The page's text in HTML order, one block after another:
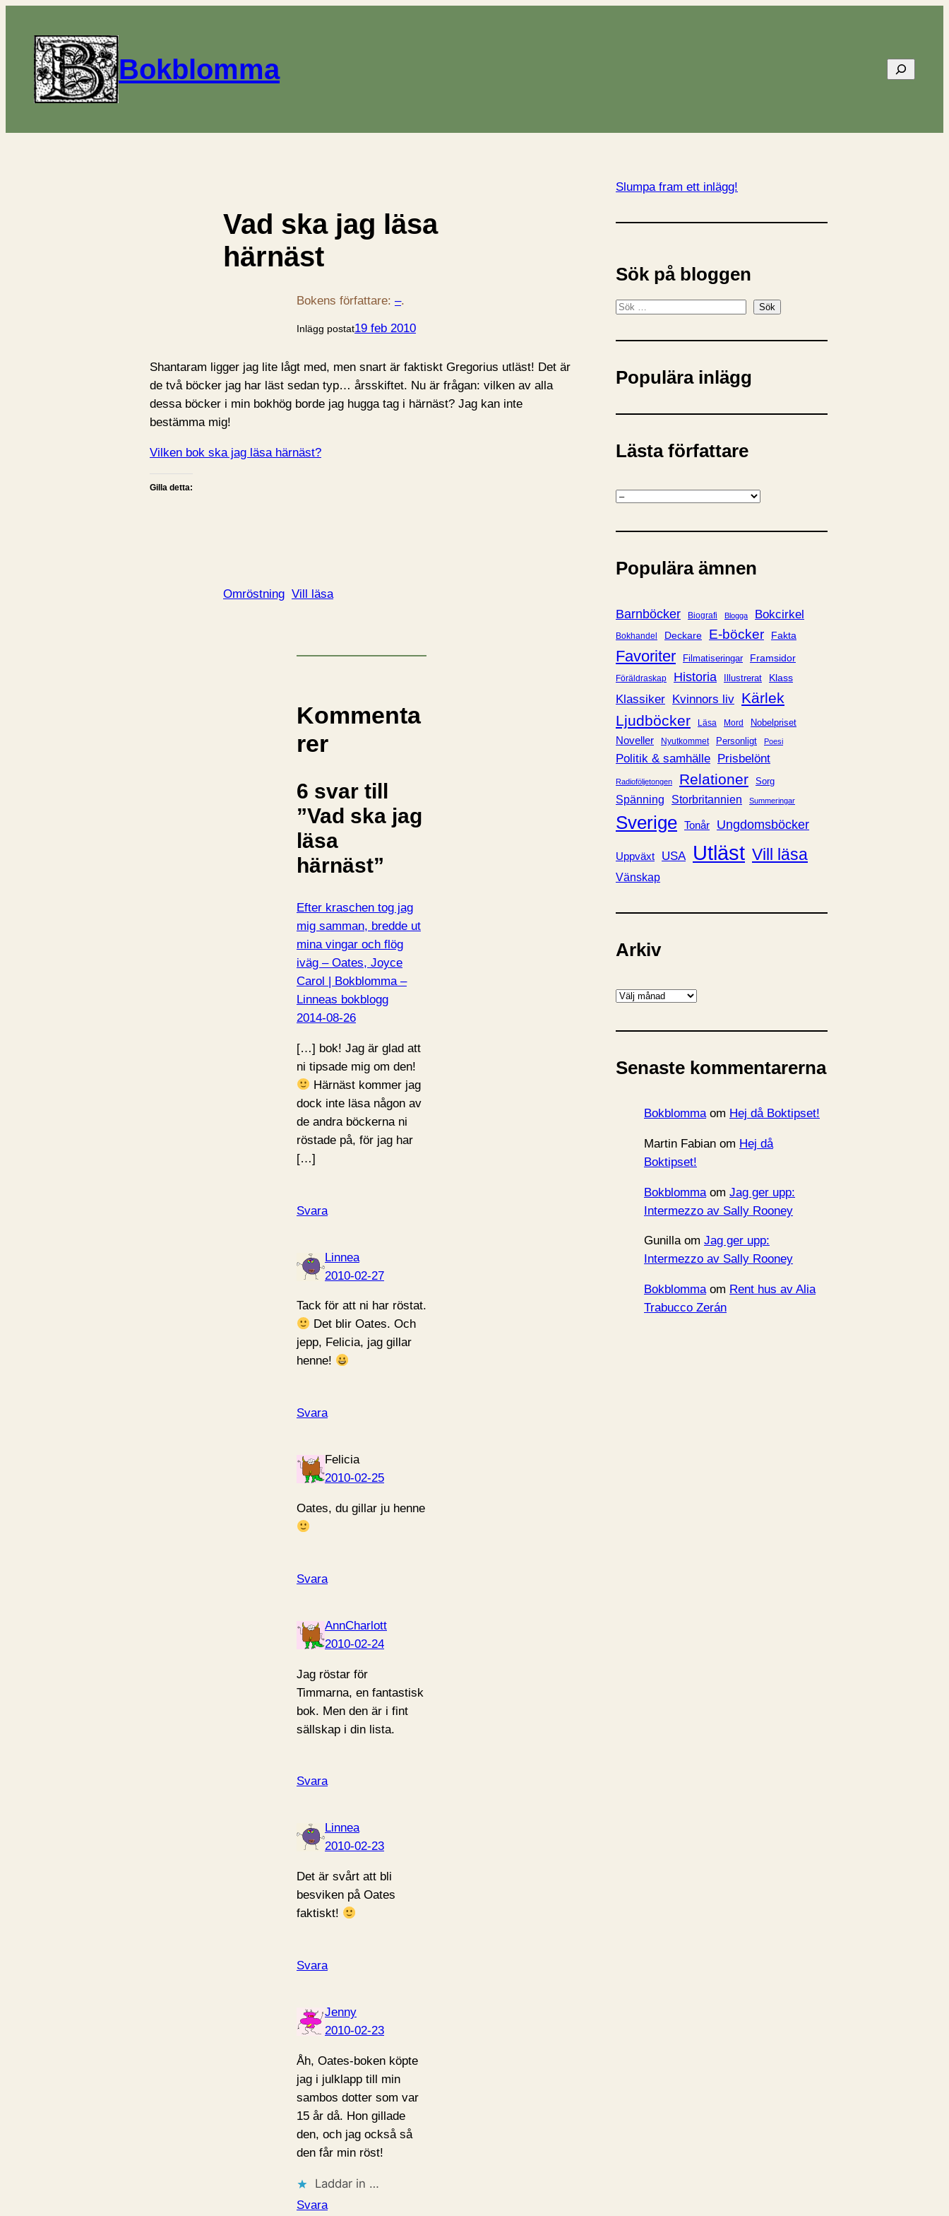
Bokblomma Sök
Vad ska jag läsa
härnäst
Bokens författare: –.
Inlägg postat19 feb 2010
Shantaram ligger jag lite lågt med, men snart är faktiskt Gregorius utläst! Det är
de två böcker jag har läst sedan typ… årsskiftet. Nu är frågan: vilken av alla
dessa böcker i min bokhög borde jag hugga tag i härnäst? Jag kan inte
bestämma mig!
Vilken bok ska jag läsa härnäst?
Gilla detta:
Omröstning Vill läsa
Kommenta
rer
6 svar till
”Vad ska jag
läsa
härnäst”
Efter kraschen tog jag
mig samman, bredde ut
mina vingar och flög
iväg – Oates, Joyce
Carol | Bokblomma –
Linneas bokblogg
2014-08-26
[…] bok! Jag är glad att
ni tipsade mig om den!
Härnäst kommer jag
dock inte läsa någon av
de andra böckerna ni
röstade på, för jag har
[…]
Svara
Linnea
2010-02-27
Tack för att ni har röstat.
Det blir Oates. Och
jepp, Felicia, jag gillar
henne!
Svara
Felicia
2010-02-25
Oates, du gillar ju henne
Svara
AnnCharlott
2010-02-24
Jag röstar för
Timmarna, en fantastisk
bok. Men den är i fint
sällskap i din lista.
Svara
Linnea
2010-02-23
Det är svårt att bli
besviken på Oates
faktiskt!
Svara
Jenny
2010-02-23
Åh, Oates-boken köpte
jag i julklapp till min
sambos dotter som var
15 år då. Hon gillade
den, och jag också så
den får min röst!
Laddar in …
Svara
Slumpa fram ett inlägg!
Sök på bloggen
S
k
Sök
Populära inlägg
Lästa författare
K
t
g
i
e
r
Populära ämnen
Barnböcker Biografi Blogga Bokcirkel
Bokhandel Deckare E-böcker Fakta
Favoriter Filmatiseringar Framsidor
Föräldraskap Historia Illustrerat Klass
Klassiker Kvinnors liv Kärlek
Ljudböcker
Läsa Mord Nobelpriset
Noveller Nyutkommet Personligt Poesi
Politik & samhälle Prisbelönt
Radioföljetongen Relationer Sorg
Spänning Storbritannien Summeringar
Sverige Tonår Ungdomsböcker
Uppväxt USA Utläst Vill läsa
Vänskap
Arkiv
A
k
v
Senaste kommentarerna
Bokblommaom Hej då Boktipset!
Martin Fabian om Hej då
Boktipset!
Bokblomma om Jag ger upp:
Intermezzo av Sally Rooney
Gunillaom Jag ger upp:
Intermezzo av Sally Rooney
Bokblommaom Rent hus av Alia
Trabucco Zerán